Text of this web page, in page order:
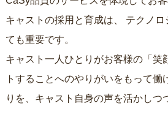
キャストの採用と育成は、
ても重要です。
キャスト一人ひとりがお客様の「笑
トすることへのやりがいをもって働
りを、キャスト自身の声を活かしつ